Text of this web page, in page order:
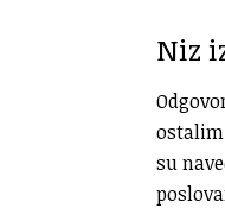
Niz
su